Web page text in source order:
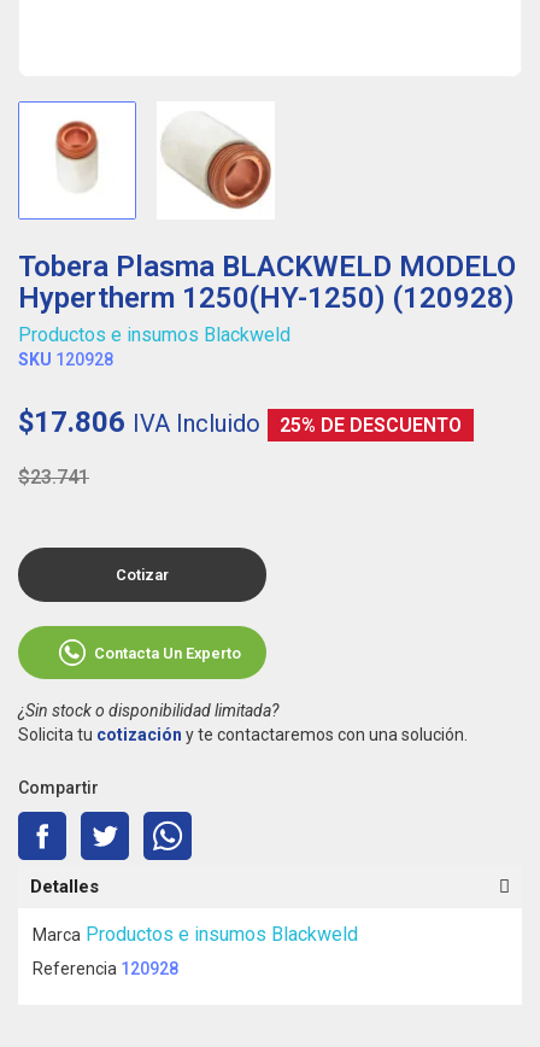
Tobera Plasma BLACKWELD MODELO
Hypertherm 1250(HY-1250) (120928)
Productos e insumos Blackweld
SKU 120928
$17.806 IVA Incluido 25% DE DESCUENTO
$23.741
Cotizar
Contacta Un Experto
¿Sin stock o disponibilidad limitada?
Solicita tu cotización y te contactaremos con una solución.
Compartir
Detalles
Marca Productos e insumos Blackweld
Referencia 120928